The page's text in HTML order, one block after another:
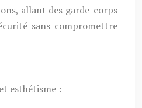
allant des garde-corps
sans compromettre
esthétisme :